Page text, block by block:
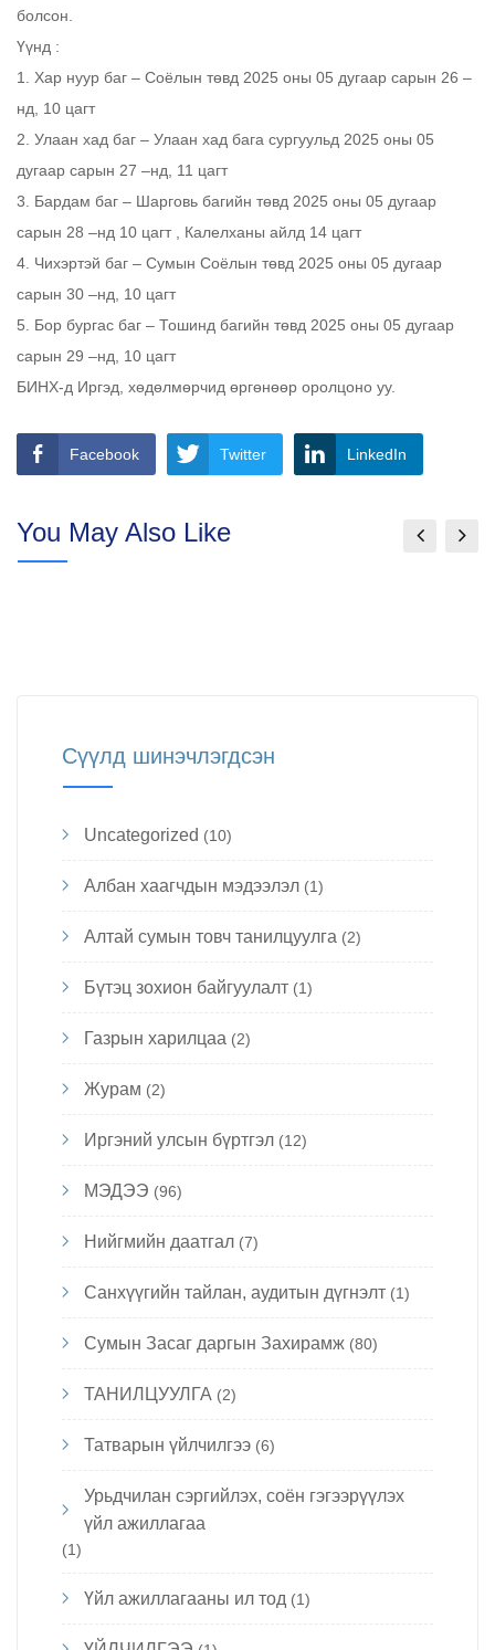
болсон.
Үүнд :
1. Хар нуур баг – Соёлын төвд 2025 оны 05 дугаар сарын 26 –
нд, 10 цагт
2. Улаан хад баг – Улаан хад бага сургуульд 2025 оны 05
дугаар сарын 27 –нд, 11 цагт
3. Бардам баг – Шарговь багийн төвд 2025 оны 05 дугаар
сарын 28 –нд 10 цагт , Калелханы айлд 14 цагт
4. Чихэртэй баг – Сумын Соёлын төвд 2025 оны 05 дугаар
сарын 30 –нд, 10 цагт
5. Бор бургас баг – Тошинд багийн төвд 2025 оны 05 дугаар
сарын 29 –нд, 10 цагт
БИНХ-д Иргэд, хөдөлмөрчид өргөнөөр оролцоно уу.
Facebook Twitter LinkedIn
You May Also Like
Сүүлд шинэчлэгдсэн
Uncategorized (10)
Албан хаагчдын мэдээлэл (1)
Алтай сумын товч танилцуулга (2)
Бүтэц зохион байгуулалт (1)
Газрын харилцаа (2)
Журам (2)
Иргэний улсын бүртгэл (12)
МЭДЭЭ (96)
Нийгмийн даатгал (7)
Санхүүгийн тайлан, аудитын дүгнэлт (1)
Сумын Засаг даргын Захирамж (80)
ТАНИЛЦУУЛГА (2)
Татварын үйлчилгээ (6)
Урьдчилан сэргийлэх, соён гэгээрүүлэх
үйл ажиллагаа
(1)
Үйл ажиллагааны ил тод (1)